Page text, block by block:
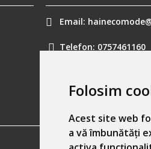
Folosim
Acest site web
a vă îmbunătăți
Email:
Telefon: 0757461160